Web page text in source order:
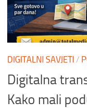
DIGITALNI SAVJETI /
Digitalna
Kako mali